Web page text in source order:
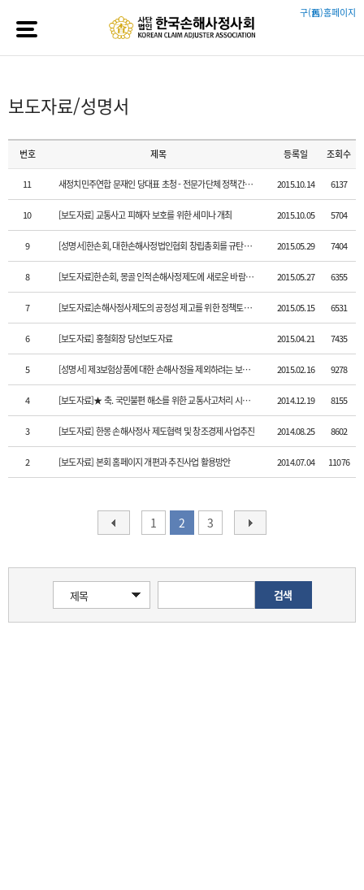
구(舊)홈페이지
보도자료/성명서
번호 제목 등록일 조회수
11 새정치민주연합 문재인 당대표 초청 - 전문가단체 정책간담회 개최 2015.10.14 6137
10 [보도자료] 교통사고 피해자 보호를 위한 세미나 개최 2015.10.05 5704
9 [성명서]한손회, 대한손해사정법인협회 창립총회를 규탄한다 2015.05.29 7404
8 [보도자료]한손회, 몽골 인적손해사정제도에 새로운 바람을 일으키다 2015.05.27 6355
7 [보도자료]손해사정사제도의 공정성 제고를 위한 정책토론회 2015.05.15 6531
6 [보도자료] 홍철회장 당선보도자료 2015.04.21 7435
5 [성명서] 제3보험상품에 대한 손해사정을 제외하려는 보험업법 일부개정법.. 2015.02.16 9278
4 [보도자료]★ 축. 국민불편 해소를 위한 교통사고처리 시스템개선 업무협약.. 2014.12.19 8155
3 [보도자료] 한몽 손해사정사 제도협력 및 창조경제 사업추진 2014.08.25 8602
2 [보도자료] 본회 홈페이지 개편과 추진사업 활용방안 2014.07.04 11076
1 2 3
검색